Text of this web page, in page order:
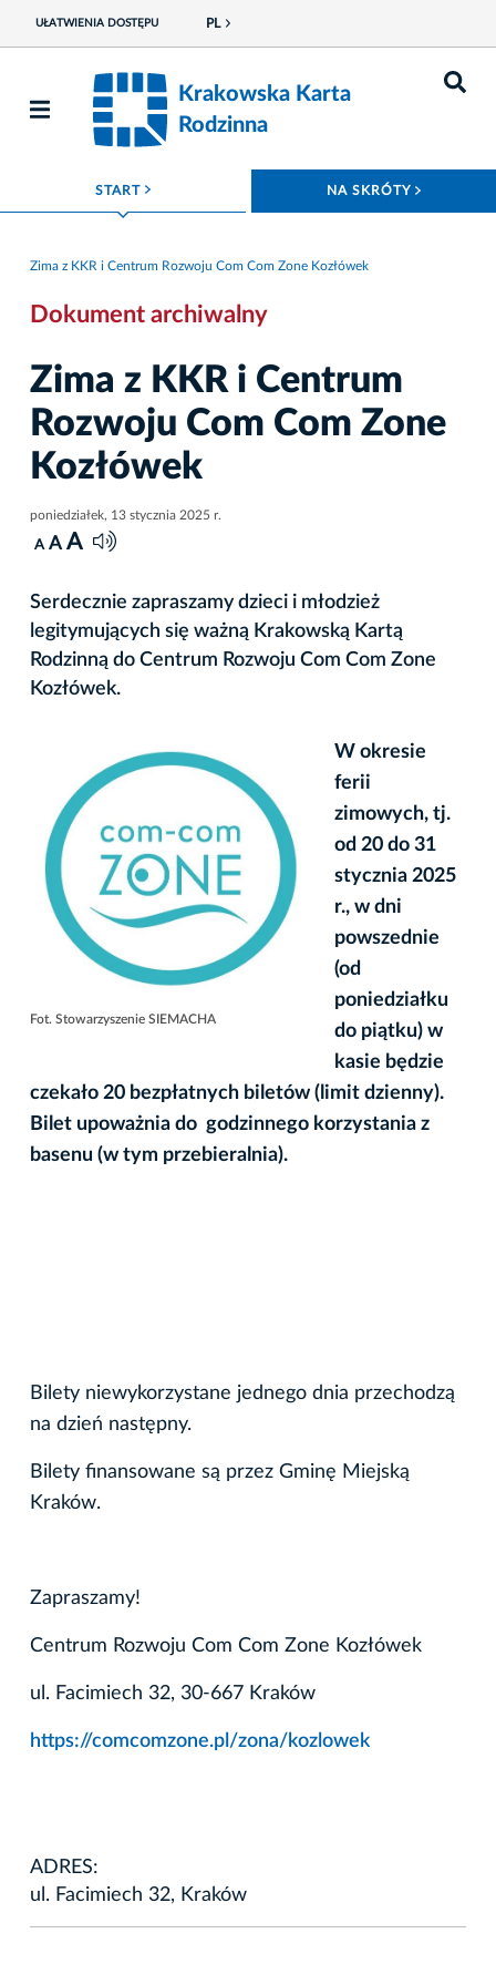
UŁATWIENIA DOSTĘPU PL
Krakowska Karta
Rodzinna
START ROZWIŃ MENU NA SKRÓTY
Zima z KKR i Centrum Rozwoju Com Com Zone Kozłówek
Dokument archiwalny
Zima z KKR i Centrum
Rozwoju Com Com Zone
Kozłówek
poniedziałek, 13 stycznia 2025 r.
A A A
Serdecznie zapraszamy dzieci i młodzież
legitymujących się ważną Krakowską Kartą
Rodzinną do Centrum Rozwoju Com Com Zone
Kozłówek.
Fot. Stowarzyszenie SIEMACHA
W okresie
ferii
zimowych, tj.
od 20 do 31
stycznia 2025
r., w dni
powszednie
(od
poniedziałku
do piątku) w
kasie będzie
czekało 20 bezpłatnych biletów (limit dzienny).
Bilet upoważnia do godzinnego korzystania z
basenu (w tym przebieralnia).
Bilety niewykorzystane jednego dnia przechodzą
na dzień następny.
Bilety finansowane są przez Gminę Miejską
Kraków.
Zapraszamy!
Centrum Rozwoju Com Com Zone Kozłówek
ul. Facimiech 32, 30-667 Kraków
https://comcomzone.pl/zona/kozlowek
ADRES:
ul. Facimiech 32, Kraków